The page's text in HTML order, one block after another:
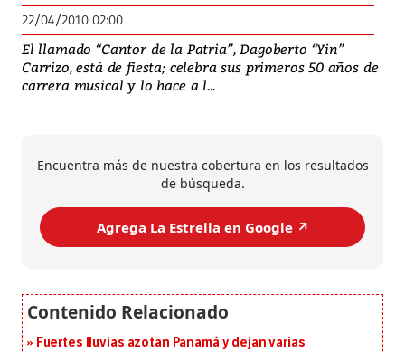
22/04/2010 02:00
El llamado “Cantor de la Patria”, Dagoberto “Yin”
Carrizo, está de fiesta; celebra sus primeros 50 años de
carrera musical y lo hace a l...
Encuentra más de nuestra cobertura en los resultados
de búsqueda.
Agrega La Estrella en Google ↗️
Fuertes lluvias azotan Panamá y dejan varias